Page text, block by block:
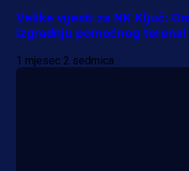
Velike vijesti za NK Ključ:
izgradnju pomoćnog terena!
1 mjesec 2 sedmica